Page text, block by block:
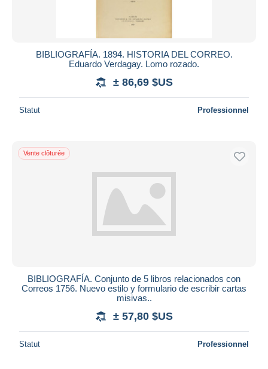
BIBLIOGRAFÍA. 1894. HISTORIA DEL CORREO.
Eduardo Verdagay. Lomo rozado.
± 86,69 $US
Statut Professionnel
Vente clôturée
BIBLIOGRAFÍA. Conjunto de 5 libros relacionados con
Correos 1756. Nuevo estilo y formulario de escribir cartas
misivas..
± 57,80 $US
Statut Professionnel